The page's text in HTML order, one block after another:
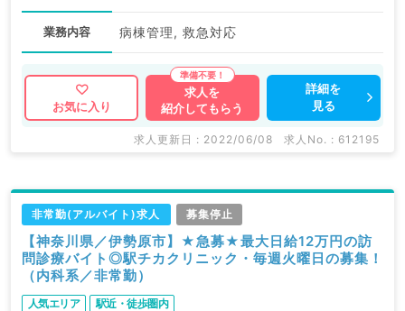
業務内容 病棟管理, 救急対応
お気に入り
求人を
紹介してもらう
詳細を
見る
求人更新日 : 2022/06/08 求人No. : 612195
非常勤(アルバイト)求人 募集停止
【神奈川県／伊勢原市】★急募★最大日給12万円の訪
問診療バイト◎駅チカクリニック・毎週火曜日の募集！
（内科系／非常勤）
人気エリア 駅近・徒歩圏内